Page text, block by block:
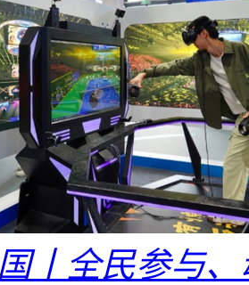
丨全民参与